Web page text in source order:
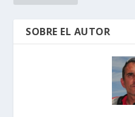
SOBRE EL AUTOR